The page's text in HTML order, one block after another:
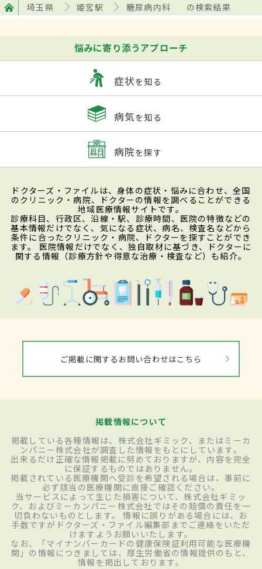
埼玉県 姫宮駅 糖尿病内科 の検索結果
悩みに寄り添うアプローチ
症状を知る
病気を知る
病院を探す
ドクターズ・ファイルは、身体の症状・悩みに合わせ、全国
のクリニック・病院、ドクターの情報を調べることができる
地域医療情報サイトです。
診療科目、行政区、沿線・駅、診療時間、医院の特徴などの
基本情報だけでなく、気になる症状、病名、検査名などから
条件に合ったクリニック・病院、ドクターを探すことができ
ます。 医院情報だけでなく、独自取材に基づき、ドクターに
関する情報（診療方針や得意な治療・検査など）も紹介。
ご掲載に関するお問い合わせはこちら
掲載情報について
掲載している各種情報は、株式会社ギミック、またはミーカ
ンパニー株式会社が調査した情報をもとにしています。
出来るだけ正確な情報掲載に努めておりますが、内容を完全
に保証するものではありません。
掲載されている医療機関へ受診を希望される場合は、事前に
必ず該当の医療機関に直接ご確認ください。
当サービスによって生じた損害について、株式会社ギミッ
ク、およびミーカンパニー株式会社ではその賠償の責任を一
切負わないものとします。 情報に誤りがある場合には、お
手数ですがドクターズ・ファイル編集部までご連絡をいただ
けますようお願いいたします。
なお、「マイナンバーカードの健康保険証利用可能な医療機
関」の情報につきましては、厚生労働省の情報提供のもと、
情報を掲出しております。